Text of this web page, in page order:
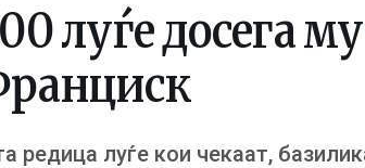
луѓе досега
редица луѓе кои чекаат,